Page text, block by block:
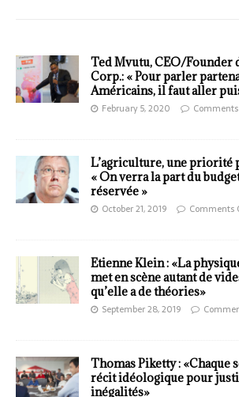
Ted Mvutu, CEO/Founder
Corp.: « Pour parler
Américains, il faut aller
February 5, 2020
L’agriculture, une priorité
« On verra la part du
réservée »
October 21, 2019 Comments
Etienne Klein : «La
met en scène autant de
qu’elle a de théories»
September 28, 2019
Thomas Piketty : «Chaque
récit idéologique pour
inégalités»